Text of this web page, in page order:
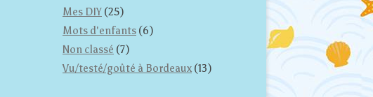
Mes DIY (25)
Mots d'enfants (6)
Non classé (7)
Vu/testé/goûté à Bordeaux (13)